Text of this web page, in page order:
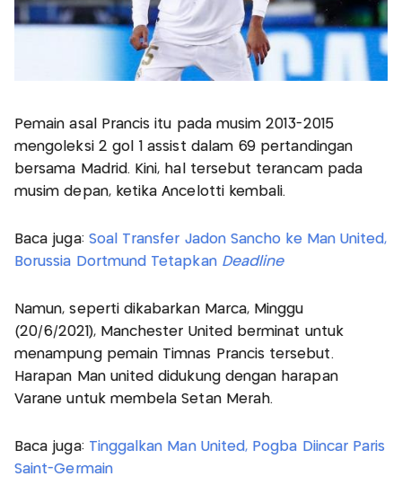
Pemain asal Prancis itu pada musim 2013-2015
mengoleksi 2 gol 1 assist dalam 69 pertandingan
bersama Madrid. Kini, hal tersebut terancam pada
musim depan, ketika Ancelotti kembali.
Baca juga: Soal Transfer Jadon Sancho ke Man United,
Borussia Dortmund Tetapkan Deadline
Namun, seperti dikabarkan Marca, Minggu
(20/6/2021), Manchester United berminat untuk
menampung pemain Timnas Prancis tersebut.
Harapan Man united didukung dengan harapan
Varane untuk membela Setan Merah.
Baca juga: Tinggalkan Man United, Pogba Diincar Paris
Saint-Germain